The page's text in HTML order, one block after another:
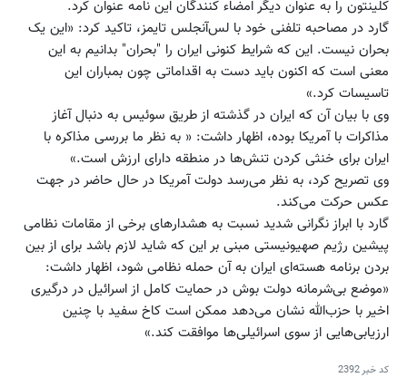
کلینتون را به عنوان دیگر امضاء کنندگان این نامه عنوان کرد.
گارد در مصاحبه تلفنی خود با لس‌آنجلس تایمز، تاکید کرد: «این یک
بحران نیست. این که شرایط کنونی ایران را "بحران" بدانیم به این
معنی است که اکنون باید دست به اقداماتی چون بمباران این
تاسیسات کرد.»
وی با بیان آن که ایران در گذشته از طریق سوئیس به دنبال آغاز
مذاکرات با آمریکا بوده، اظهار داشت: « به نظر ما بررسی مذاکره با
ایران برای خنثی کردن تنش‌ها در منطقه دارای ارزش است.»
وی تصریح کرد، به نظر می‌رسد دولت آمریکا در حال حاضر در جهت
عکس حرکت می‌کند.
گارد با ابراز نگرانی شدید نسبت به هشدارهای برخی از مقامات نظامی
پیشین رژیم صهیونیستی مبنی بر این که شاید لازم باشد برای از بین
بردن برنامه هسته‌ای ایران به آن حمله نظامی شود، اظهار داشت:
«موضع بی‌شرمانه دولت بوش در حمایت کامل از اسرائیل در درگیری
اخیر با حزب‌الله نشان می‌دهد ممکن است کاخ سفید با چنین
ارزیابی‌هایی از سوی اسرائیلی‌ها موافقت کند.»
کد خبر2392